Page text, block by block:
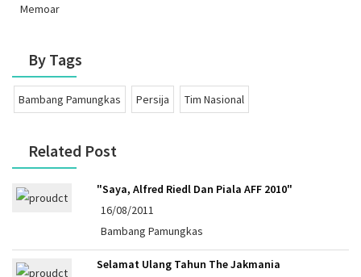
Memoar
By Tags
Bambang Pamungkas Persija Tim Nasional
Related Post
"Saya, Alfred Riedl Dan Piala AFF 2010"
16/08/2011
Bambang Pamungkas
Selamat Ulang Tahun The Jakmania